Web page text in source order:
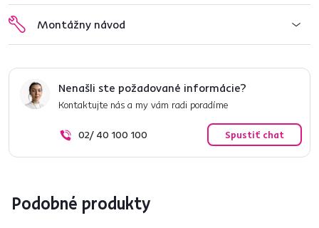
Montážny návod
Nenašli ste požadované informácie?
Kontaktujte nás a my vám radi poradíme
02/ 40 100 100 Spustiť chat
Podobné produkty